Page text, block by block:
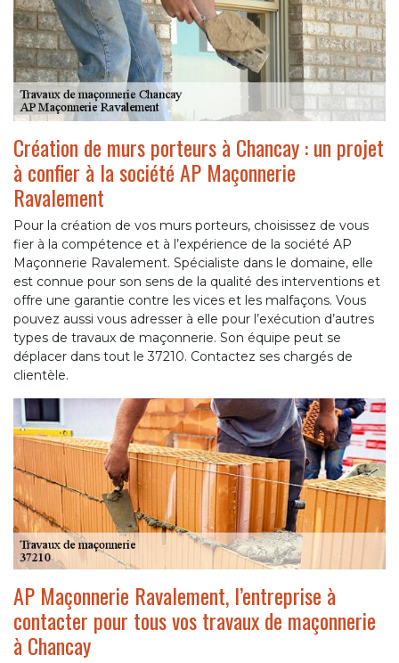
Création de murs porteurs à Chancay : un projet
à confier à la société AP Maçonnerie
Ravalement
Pour la création de vos murs porteurs, choisissez de vous
fier à la compétence et à l’expérience de la société AP
Maçonnerie Ravalement. Spécialiste dans le domaine, elle
est connue pour son sens de la qualité des interventions et
offre une garantie contre les vices et les malfaçons. Vous
pouvez aussi vous adresser à elle pour l’exécution d’autres
types de travaux de maçonnerie. Son équipe peut se
déplacer dans tout le 37210. Contactez ses chargés de
clientèle.
AP Maçonnerie Ravalement, l’entreprise à
contacter pour tous vos travaux de maçonnerie
à Chancay